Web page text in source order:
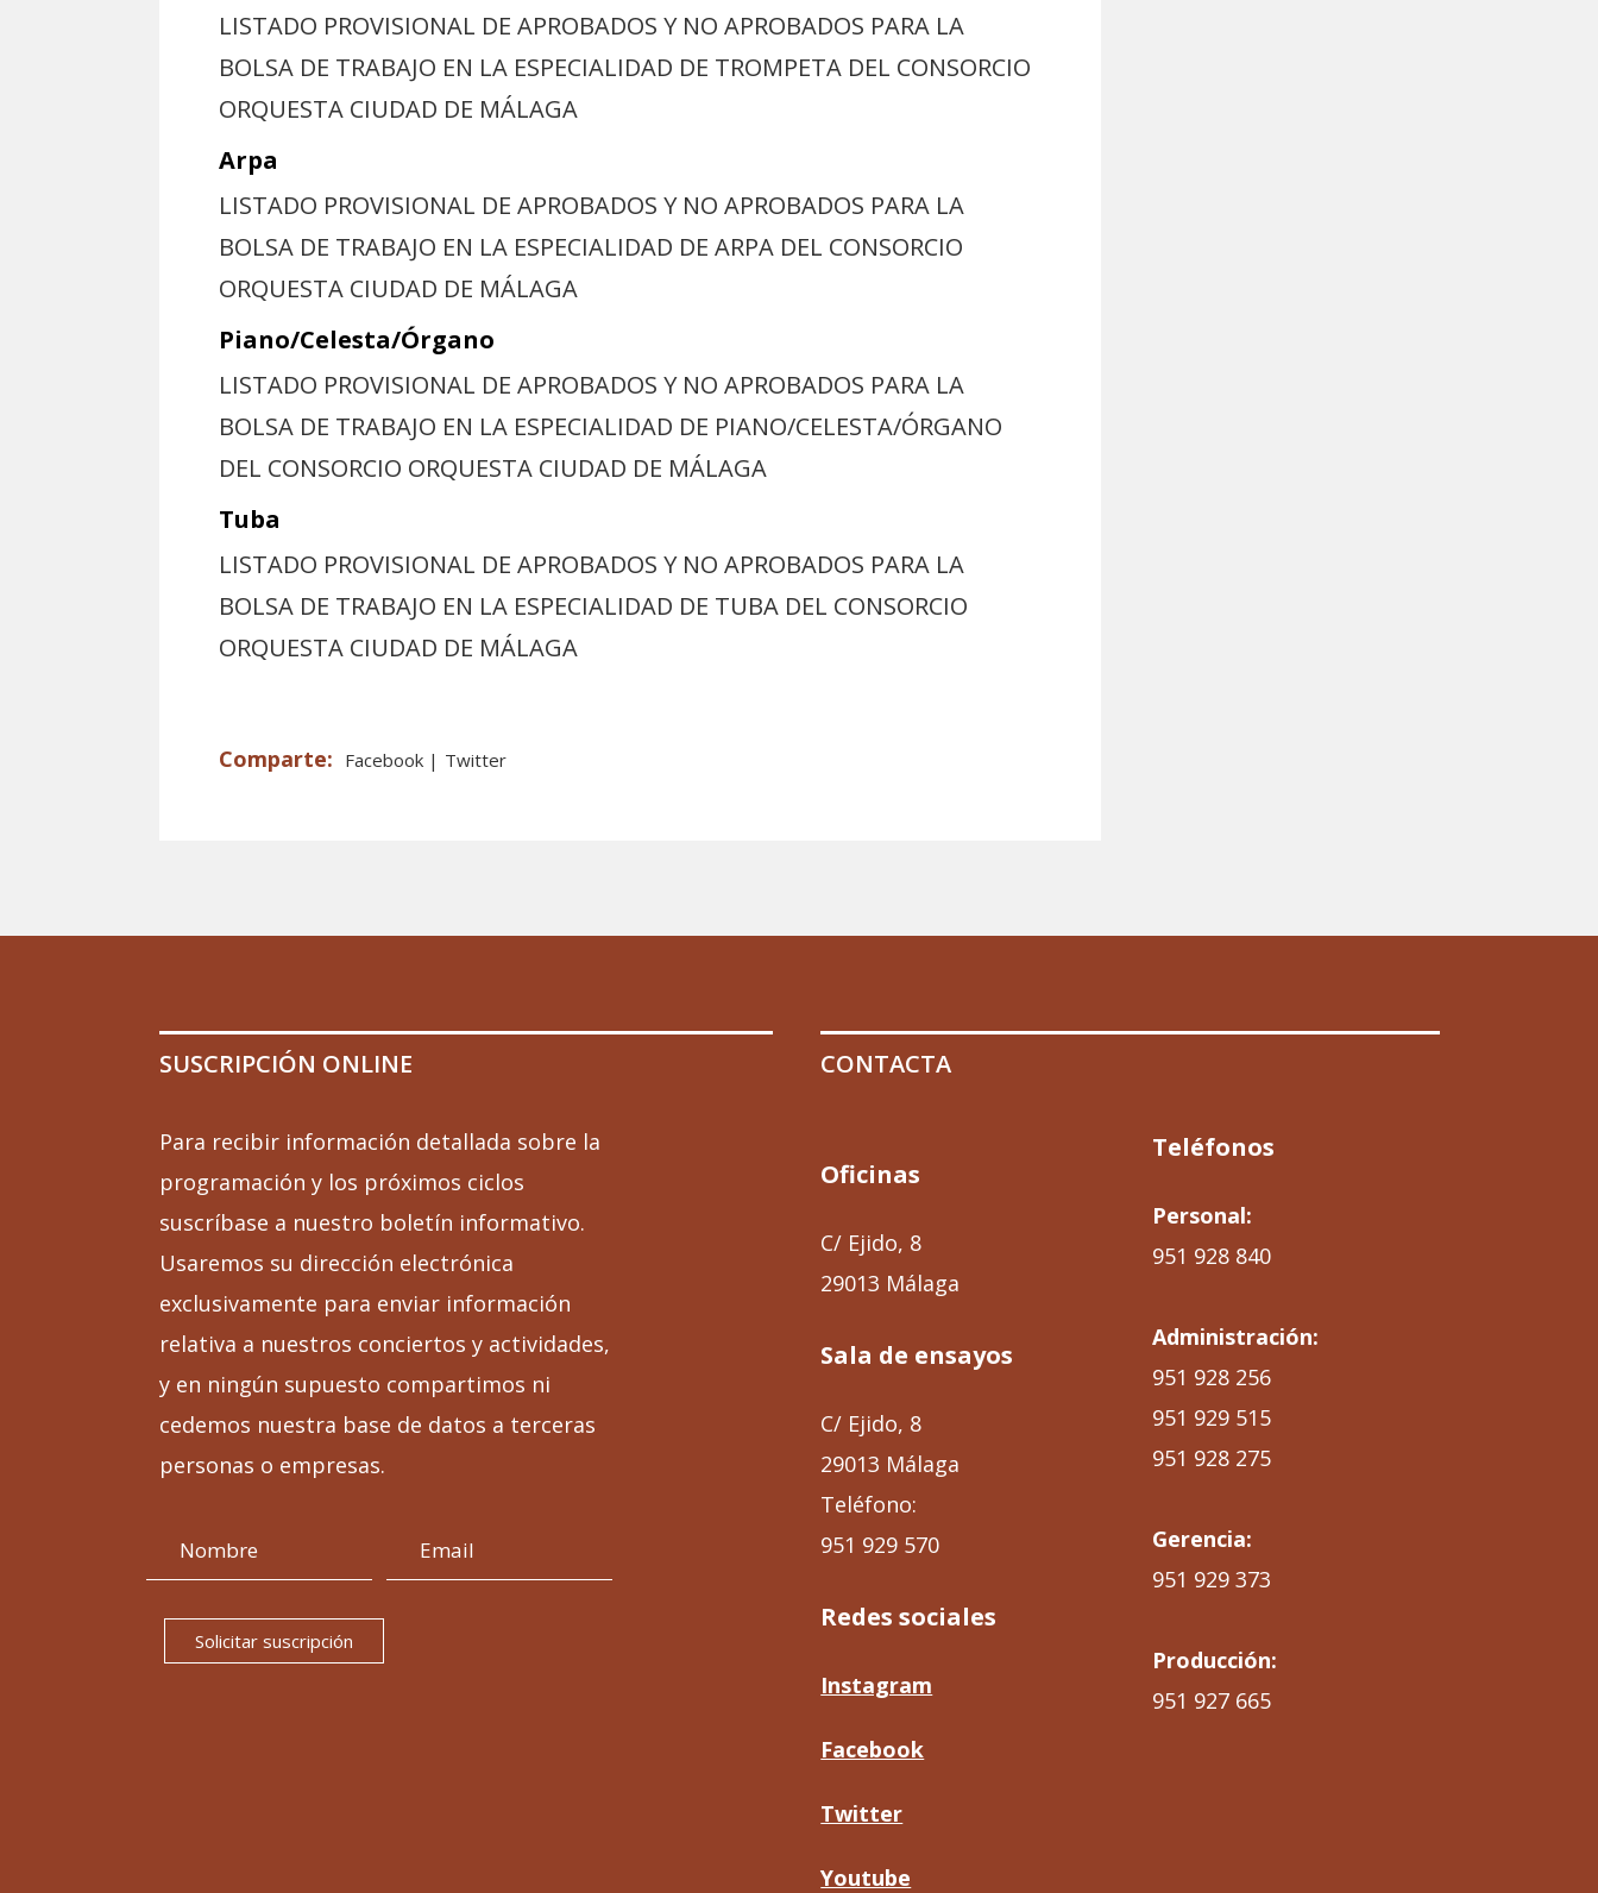
LISTADO PROVISIONAL DE APROBADOS Y NO APROBADOS PARA LA
BOLSA DE TRABAJO EN LA ESPECIALIDAD DE TROMPETA DEL CONSORCIO
ORQUESTA CIUDAD DE MÁLAGA
Arpa
LISTADO PROVISIONAL DE APROBADOS Y NO APROBADOS PARA LA
BOLSA DE TRABAJO EN LA ESPECIALIDAD DE ARPA DEL CONSORCIO
ORQUESTA CIUDAD DE MÁLAGA
Piano/Celesta/Órgano
LISTADO PROVISIONAL DE APROBADOS Y NO APROBADOS PARA LA
BOLSA DE TRABAJO EN LA ESPECIALIDAD DE PIANO/CELESTA/ÓRGANO
DEL CONSORCIO ORQUESTA CIUDAD DE MÁLAGA
Tuba
LISTADO PROVISIONAL DE APROBADOS Y NO APROBADOS PARA LA
BOLSA DE TRABAJO EN LA ESPECIALIDAD DE TUBA DEL CONSORCIO
ORQUESTA CIUDAD DE MÁLAGA
Facebook Twitter
SUSCRIPCIÓN ONLINE
Para recibir información detallada sobre la
programación y los próximos ciclos
suscríbase a nuestro boletín informativo.
Usaremos su dirección electrónica
exclusivamente para enviar información
relativa a nuestros conciertos y actividades,
y en ningún supuesto compartimos ni
cedemos nuestra base de datos a terceras
personas o empresas.
Solicitar suscripción
CONTACTA
Oficinas
C/ Ejido, 8
29013 Málaga
Sala de ensayos
C/ Ejido, 8
29013 Málaga
Teléfono:
951 929 570
Redes sociales
Instagram
Facebook
Twitter
Youtube
Teléfonos
Personal:
951 928 840
Administración:
951 928 256
951 929 515
951 928 275
Gerencia:
951 929 373
Producción:
951 927 665